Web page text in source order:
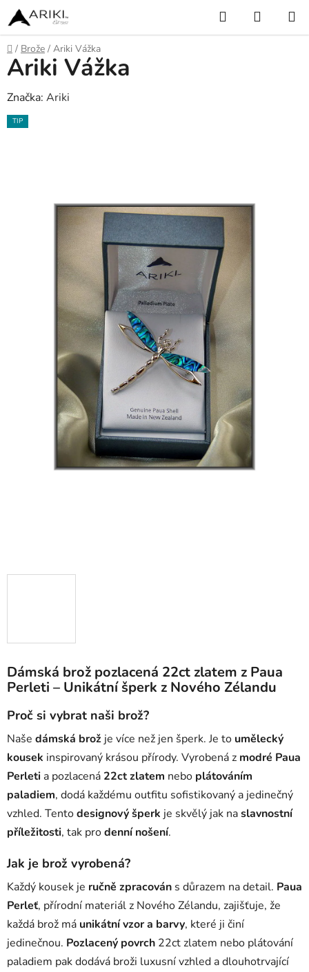
Přejít
na
obsah
Hledat
KOŠÍK
Domů
/ Brože / Ariki Vážka
Dámská brož pozlacená 22ct zlatem z Paua
Perleti – Unikátní šperk z Nového Zélandu
Proč si vybrat naši brož?
Naše dámská brož je více než jen šperk. Je to umělecký
kousek inspirovaný krásou přírody. Vyrobená z modré Paua
Perleti a pozlacená 22ct zlatem nebo plátováním
paladiem, dodá každému outfitu sofistikovaný a jedinečný
vzhled. Tentodesignový šperk je skvělý jak naslavnostní
příležitosti, tak prodenní nošení.
Jak je brož vyrobená?
Každý kousek je ručně zpracován s důrazem na detail. Paua
Perleť, přírodní materiál z Nového Zélandu, zajišťuje, že
každá brož má unikátní vzor a barvy, které ji činí
jedinečnou. Pozlacený povrch 22ct zlatem nebo plátování
paladiem pak dodává broži luxusní vzhled a dlouhotrvající
Ariki Vážka
Značka: Ariki
TIP